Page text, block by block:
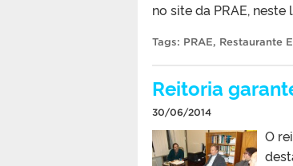
no site da PRAE, neste
Tags: PRAE, Restaurante
Reitoria
30/06/2014
O